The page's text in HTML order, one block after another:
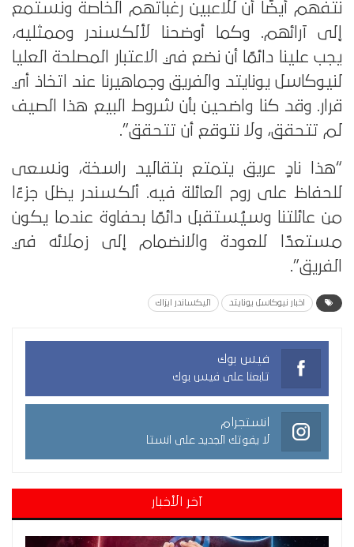
نتفهم أيضًا أن للاعبين رغباتهم الخاصة ونستمع
إلى آرائهم. وكما أوضحنا لألكسندر وممثليه،
يجب علينا دائمًا أن نضع في الاعتبار المصلحة العليا
لنيوكاسل يونايتد والفريق وجماهيرنا عند اتخاذ أي
قرار. وقد كنا واضحين بأن شروط البيع هذا الصيف
لم تتحقق، ولا نتوقع أن تتحقق”.
“هذا نادٍ عريق يتمتع بتقاليد راسخة، ونسعى
للحفاظ على روح العائلة فيه. ألكسندر يظل جزءًا
من عائلتنا وسيُستقبل دائمًا بحفاوة عندما يكون
مستعدًا للعودة والانضمام إلى زملائه في
الفريق”.
اخبار نيوكاسل يونايتد اليكساندر ايزاك
فيس بوك
تابعنا على فيس بوك
انستجرام
لا يفوتك الجديد على انستا
آخر الأخبار